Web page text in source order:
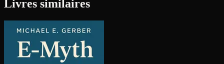
Livres similaires